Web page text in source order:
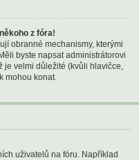
z fóra!
obranné mechanismy, kterými
byste napsat administrátorovi
je velmi důležité (kvůli hlavičce,
mohou konat.
uživatelů na fóru. Například